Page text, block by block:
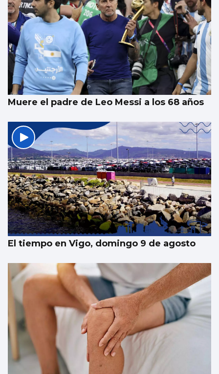
Xanma Louro, de The Rapants: “Sempre foi
complicado dicir que tocamos. Somos un
guiso, abertos a todo”
Muere el padre de Leo Messi a los 68 años
El tiempo en Vigo, domingo 9 de agosto